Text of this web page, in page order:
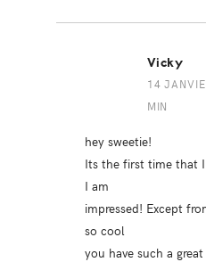
Vicky
14
MIN
hey sweetie!
Its the first time that
I am
impressed! Except
so cool
you have such a